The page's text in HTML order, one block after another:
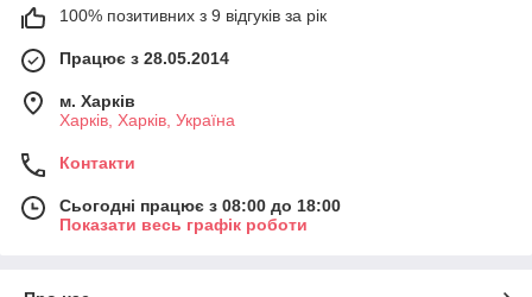
прискорити всі маніпуляції.
• надійна фіксація; • легко використовувати; • Протягом
довгого терміну служби.
Пластикові кнопки використовуються для одягу, голівних
накидок, тек для документів. Вони легко встановлюються за
кнопок на тканині зберігається цілісність. Кнопка пластику від
Furnix-shop
простоту встановлення кнопок роблять їх найсприятливішим,
100% позитивних з 9 відгуків за рік
Працює з 28.05.2014
м. Харків
Харків, Харків, Україна
Контакти
Сьогодні працює з 08:00 до 18:00
Показати весь графік роботи